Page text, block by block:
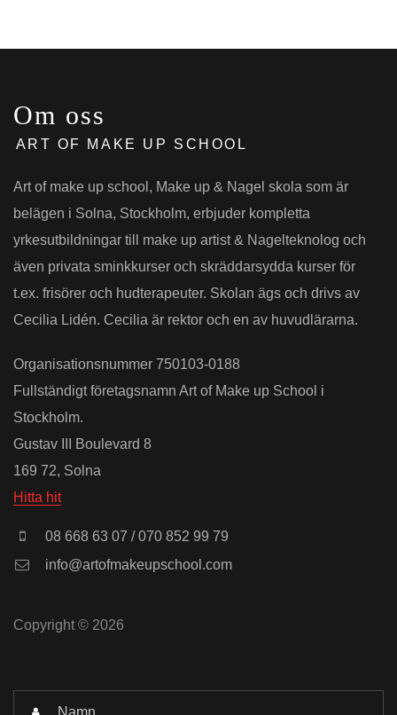
Om oss
ART OF MAKE UP SCHOOL
Art of make up school, Make up & Nagel skola som är
belägen i Solna, Stockholm, erbjuder kompletta
yrkesutbildningar till make up artist & Nagelteknolog och
även privata sminkkurser och skräddarsydda kurser för
t.ex. frisörer och hudterapeuter. Skolan ägs och drivs av
Cecilia Lidén. Cecilia är rektor och en av huvudlärarna.
Organisationsnummer 750103-0188
Fullständigt företagsnamn Art of Make up School i
Stockholm.
Gustav III Boulevard 8
169 72, Solna
Hitta hit
08 668 63 07 / 070 852 99 79
info@artofmakeupschool.com
Copyright © 2026